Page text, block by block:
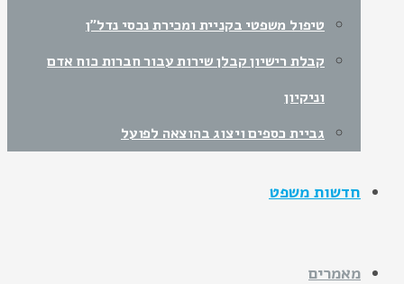
טיפול משפטי בקניית ומכירת נכסי נדל"ן
קבלת רישיון קבלן שירות עבור חברות כוח אדם
וניקיון
גביית כספים ויצוג בהוצאה לפועל
חדשות משפט
מאמרים